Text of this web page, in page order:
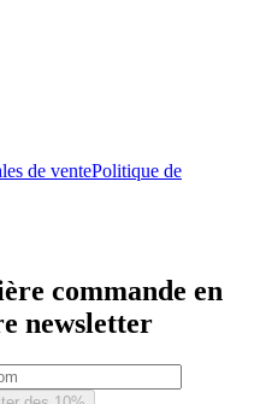
de ventePolitique de
commande en
newsletter